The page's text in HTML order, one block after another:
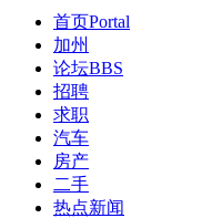
首页Portal
加州
论坛BBS
招聘
求职
汽车
房产
二手
热点新闻